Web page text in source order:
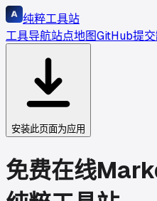
纯粹工具站
工具导航站点地图GitHub提
安装此页面为应用
免费在线